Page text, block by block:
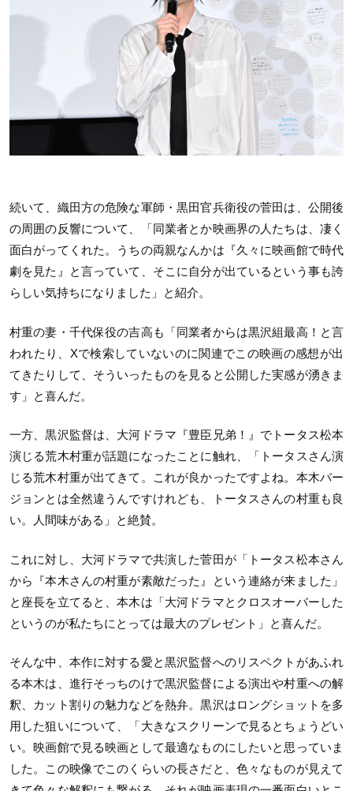
続いて、織田方の危険な軍師・黒田官兵衛役の菅田は、公開後
の周囲の反響について、「同業者とか映画界の人たちは、凄く
面白がってくれた。うちの両親なんかは『久々に映画館で時代
劇を見た』と言っていて、そこに自分が出ているという事も誇
らしい気持ちになりました」と紹介。
村重の妻・千代保役の吉高も「同業者からは黒沢組最高！と言
われたり、Xで検索していないのに関連でこの映画の感想が出
てきたりして、そういったものを見ると公開した実感が湧きま
す」と喜んだ。
一方、黒沢監督は、大河ドラマ『豊臣兄弟！』でトータス松本
演じる荒木村重が話題になったことに触れ、「トータスさん演
じる荒木村重が出てきて。これが良かったですよね。本木バー
ジョンとは全然違うんですけれども、トータスさんの村重も良
い。人間味がある」と絶賛。
これに対し、大河ドラマで共演した菅田が「トータス松本さん
から『本木さんの村重が素敵だった』という連絡が来ました」
と座長を立てると、本木は「大河ドラマとクロスオーバーした
というのが私たちにとっては最大のプレゼント」と喜んだ。
そんな中、本作に対する愛と黒沢監督へのリスペクトがあふれ
る本木は、進行そっちのけで黒沢監督による演出や村重への解
釈、カット割りの魅力などを熱弁。黒沢はロングショットを多
用した狙いについて、「大きなスクリーンで見るとちょうどい
い。映画館で見る映画として最適なものにしたいと思っていま
した。この映像でこのくらいの長さだと、色々なものが見えて